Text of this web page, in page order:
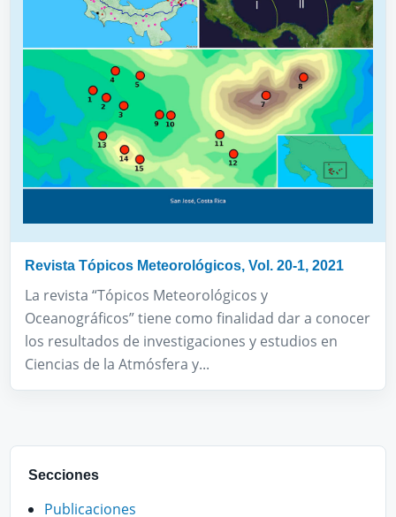
Revista Tópicos Meteorológicos, Vol. 20-1, 2021
La revista “Tópicos Meteorológicos y
Oceanográficos” tiene como finalidad dar a conocer
los resultados de investigaciones y estudios en
Ciencias de la Atmósfera y...
Secciones
Publicaciones